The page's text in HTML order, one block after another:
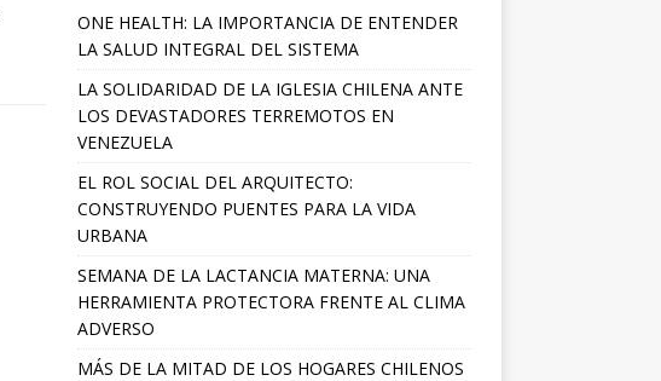
ONE HEALTH: LA IMPORTANCIA DE ENTENDER
LA SALUD INTEGRAL DEL SISTEMA
LA SOLIDARIDAD DE LA IGLESIA CHILENA ANTE
LOS DEVASTADORES TERREMOTOS EN
VENEZUELA
EL ROL SOCIAL DEL ARQUITECTO:
CONSTRUYENDO PUENTES PARA LA VIDA
URBANA
SEMANA DE LA LACTANCIA MATERNA: UNA
HERRAMIENTA PROTECTORA FRENTE AL CLIMA
ADVERSO
MÁS DE LA MITAD DE LOS HOGARES CHILENOS